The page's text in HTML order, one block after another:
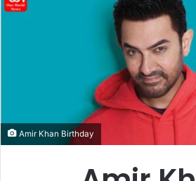
o
n
X
a
m
a
i
l
Amir Khan Birthday